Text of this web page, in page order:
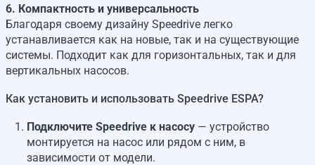
6. Компактность и универсальность
Благодаря своему дизайну Speedrive легко
устанавливается как на новые, так и на существующие
системы. Подходит как для горизонтальных, так и для
вертикальных насосов.
Как установить и использовать Speedrive ESPA?
Подключите Speedrive к насосу — устройство
монтируется на насос или рядом с ним, в
зависимости от модели.